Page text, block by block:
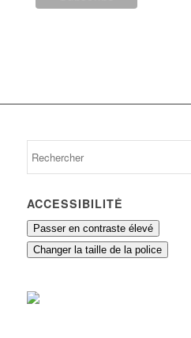
ACCESSIBILITÉ
Passer en contraste élevé
Changer la taille de la police